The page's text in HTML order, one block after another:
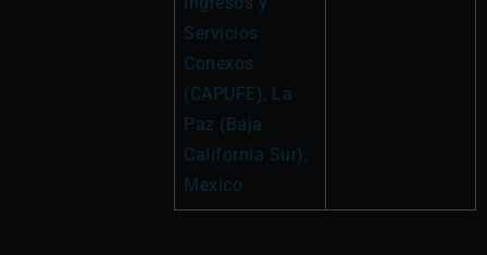
Servicios
Conexos
(CAPUFE), La
Paz (Baja
California Sur),
Mexico